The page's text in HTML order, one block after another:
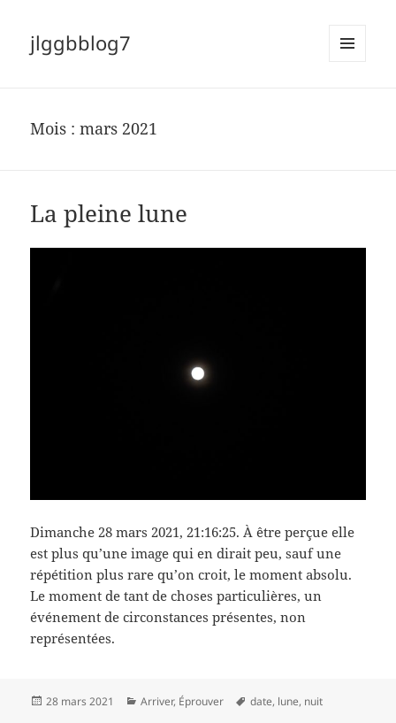
jlggbblog7
Mois :mars 2021
La pleine lune
Dimanche 28 mars 2021, 21:16:25. À être perçue elle
est plus qu’une image qui en dirait peu, sauf une
répétition plus rare qu’on croit, le moment absolu.
Le moment de tant de choses particulières, un
événement de circonstances présentes, non
représentées.
Publié
28 mars 2021 Catégories
Arriver, Éprouver
Mots-
date, lune, nuit